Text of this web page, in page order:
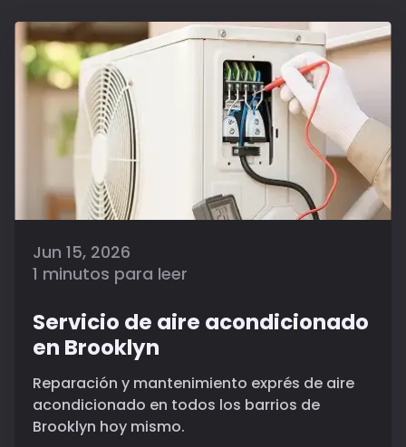
Jun 15, 2026
1 minutos para leer
Servicio de aire acondicionado
en Brooklyn
Reparación y mantenimiento exprés de aire
acondicionado en todos los barrios de
Brooklyn hoy mismo.